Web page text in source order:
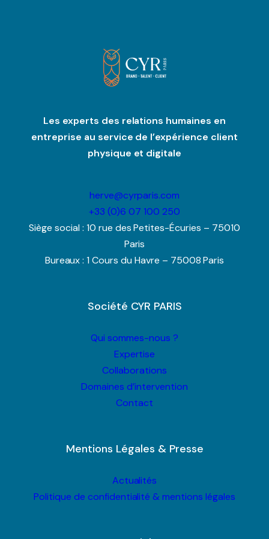
Les experts des relations humaines en
entreprise au service de l’expérience client
physique et digitale
herve@cyrparis.com
+33 (0)6 07 100 250
Siège social : 10 rue des Petites-Écuries – 75010
Paris
Bureaux : 1 Cours du Havre – 75008 Paris
Société CYR PARIS
Qui sommes-nous ?
Expertise
Collaborations
Domaines d’intervention
Contact
Mentions Légales & Presse
Actualités
Politique de confidentialité & mentions légales